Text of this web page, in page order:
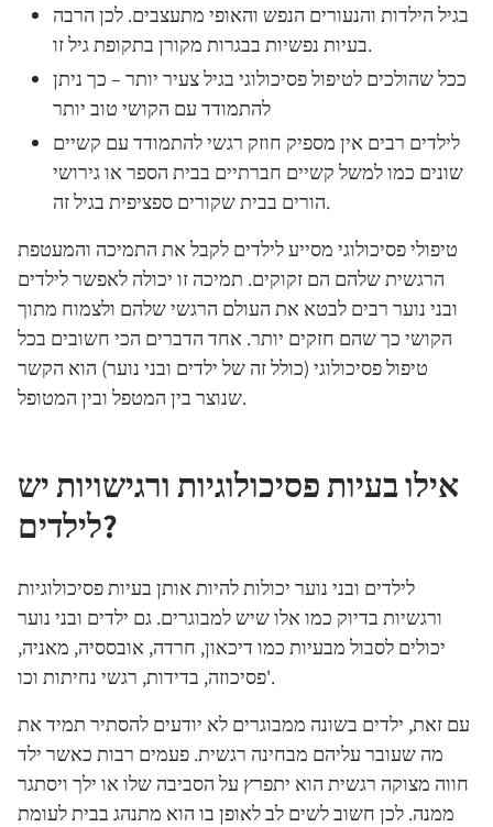
בגיל הילדות והנעורים הנפש והאופי מתעצבים. לכן הרבה
בעיות נפשיות בבגרות מקורן בתקופת גיל זו.
ככל שהולכים לטיפול פסיכולוגי בגיל צעיר יותר – כך ניתן
להתמודד עם הקושי טוב יותר
לילדים רבים אין מספיק חוזק רגשי להתמודד עם קשיים
שונים כמו למשל קשיים חברתיים בבית הספר או גירושי
הורים בבית שקורים ספציפית בגיל זה.
טיפולי פסיכולוגי מסייע לילדים לקבל את התמיכה והמעטפת
הרגשית שלהם הם זקוקים. תמיכה זו יכולה לאפשר לילדים
ובני נוער רבים לבטא את העולם הרגשי שלהם ולצמוח מתוך
הקושי כך שהם חזקים יותר. אחד הדברים הכי חשובים בכל
טיפול פסיכולוגי (כולל זה של ילדים ובני נוער) הוא הקשר
שנוצר בין המטפל ובין המטופל.
אילו בעיות פסיכולוגיות ורגישויות יש
לילדים?
לילדים ובני נוער יכולות להיות אותן בעיות פסיכולוגיות
ורגשיות בדיוק כמו אלו שיש למבוגרים. גם ילדים ובני נוער
יכולים לסבול מבעיות כמו דיכאון, חרדה, אובססיה, מאניה,
פסיכוזה, בדידות, רגשי נחיתות וכו'.
עם זאת, ילדים בשונה ממבוגרים לא יודעים להסתיר תמיד את
מה שעובר עליהם מבחינה רגשית. פעמים רבות כאשר ילד
חווה מצוקה רגשית הוא יתפרץ על הסביבה שלו או ילך ויסתגר
ממנה. לכן חשוב לשים לב לאופן בו הוא מתנהג בבית לעומת